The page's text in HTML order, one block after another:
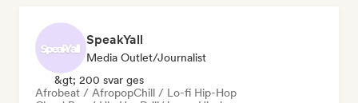
SpeakYall
Media Outlet/Journalist
&gt; 200 svar ges
Afrobeat / AfropopChill / Lo-fi Hip-Hop